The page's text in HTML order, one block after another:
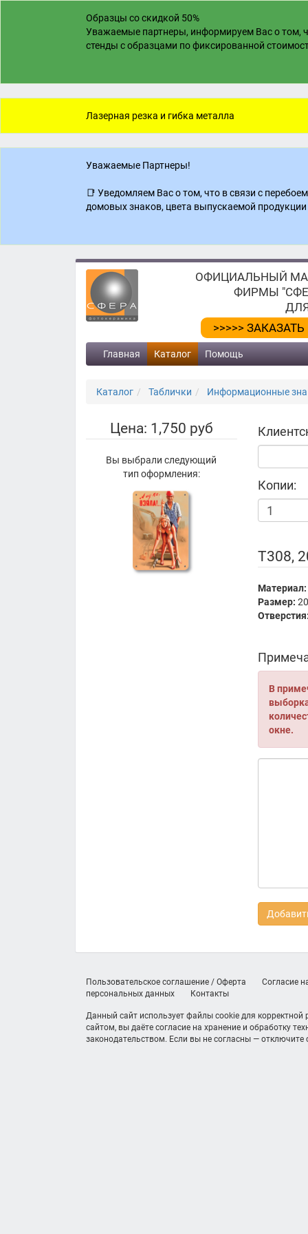
Образцы со скидкой 50%
Уважаемые партнеры, информируем Вас о том,
стенды с образцами по фиксированной
Лазерная резка и гибка металла
Уважаемые Партнеры!
📑 Уведомляем Вас о том, что в связи с
домовых знаков, цвета выпускаемой
ОФИЦИАЛЬНЫЙ
ФИРМЫ
>>>>>
Главная Каталог Помощь
Каталог Таблички Информационные
Цена: 1,750 руб
Вы выбрали следующий
тип оформления:
Копии:
Т308,
Материал:
Размер:
В
окне.
Пользовательское соглашение / Оферта
Согласие
персональных данных
Контакты
Данный сайт использует файлы cookie для
сайтом, вы даёте согласие на хранение и обработку
законодательством. Если вы не согласны — отключите